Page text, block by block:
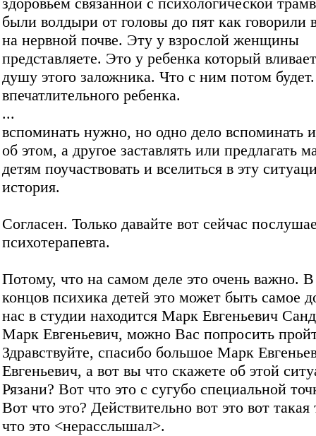
были волдыри от головы до пят как говорили
на нервной почве. Эту у взрослой женщины
представляете. Это у ребенка который
душу этого заложника. Что с ним потом
впечатлительного ребенка.
...
вспоминать нужно, но одно дело вспоминать
об этом, а другое заставлять или предлагать
детям поучаствовать и вселиться в эту
история.
Согласен. Только давайте вот сейчас
психотерапевта.
Потому, что на самом деле это очень важно.
концов психика детей это может быть самое
нас в студии находится Марк Евгеньевич
Марк Евгеньевич, можно Вас попросить
Здравствуйте, спасибо большое Марк
Евгеньевич, а вот вы что скажете об этой
Рязани? Вот что это с сугубо специальной
Вот что это? Действительно вот это вот
что это <нерасслышал>.